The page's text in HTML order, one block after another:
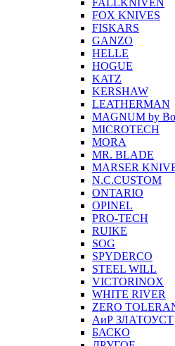
FALLKNIVEN
FOX KNIVES
FISKARS
GANZO
HELLE
HOGUE
KATZ
KERSHAW
LEATHERMAN
MAGNUM by
MICROTECH
MORA
MR. BLADE
MARSER
N.C.CUSTOM
ONTARIO
OPINEL
PRO-TECH
RUIKE
SOG
SPYDERCO
STEEL WILL
VICTORINOX
WHITE RIVER
ZERO
АиР ЗЛАТОУСТ
БАСКО